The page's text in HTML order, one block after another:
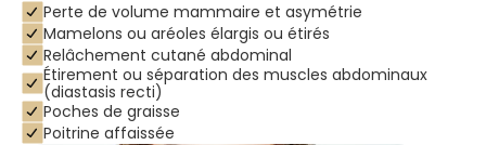
Perte de volume mammaire et asymétrie
Mamelons ou aréoles élargis ou étirés
Relâchement cutané abdominal
Étirement ou séparation des muscles abdominaux
(diastasis recti)
Poches de graisse
Poitrine affaissée